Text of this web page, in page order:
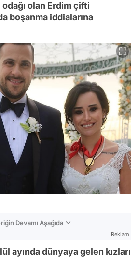
olan Erdim çifti
boşanma iddialarına
Devamı Aşağıda
Reklam
ayında dünyaya gelen kızları